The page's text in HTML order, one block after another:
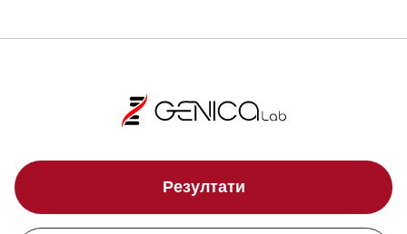
Резултати